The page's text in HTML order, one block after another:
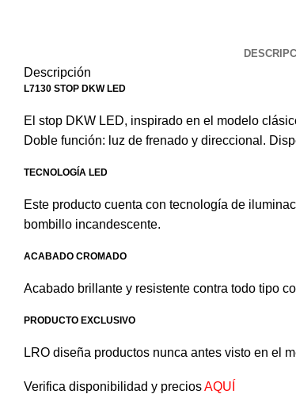
Descripción
L7130 STOP DKW LED
El stop DKW LED, inspirado en el modelo
Doble función: luz de frenado y direccional.
TECNOLOGÍA LED
Este producto cuenta con tecnología de
bombillo incandescente.
ACABADO CROMADO
Acabado brillante y resistente contra todo tipo
PRODUCTO EXCLUSIVO
LRO diseña productos nunca antes visto en el
Verifica disponibilidad y preciosAQUÍ